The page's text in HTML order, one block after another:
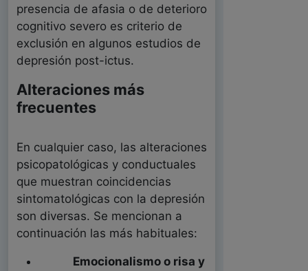
presencia de afasia o de deterioro
cognitivo severo es criterio de
exclusión en algunos estudios de
depresión post-ictus.
Alteraciones más
frecuentes
En cualquier caso, las alteraciones
psicopatológicas y conductuales
que muestran coincidencias
sintomatológicas con la depresión
son diversas. Se mencionan a
continuación las más habituales:
Emocionalismo o risa y